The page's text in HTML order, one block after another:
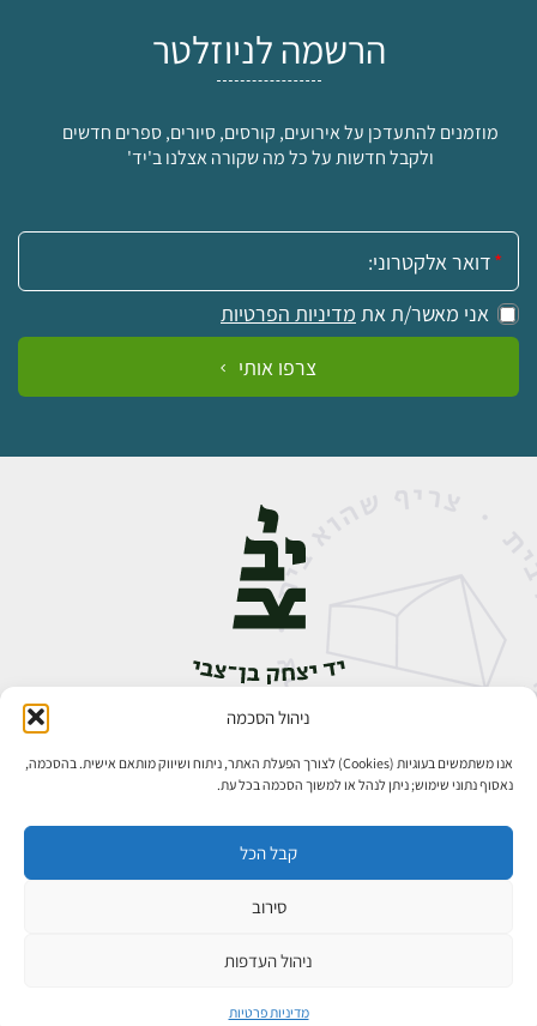
ניהול הסכמה
אנו משתמשים בעוגיות (Cookies) לצורך הפעלת האתר, ניתוח ושיווק מותאם אישית. בהסכמה,
נאסוף נתוני שימוש; ניתן לנהל או למשוך הסכמה בכל עת.
קבל הכל
סירוב
ניהול העדפות
מדיניות פרטיות
הרשמה לניוזלטר
מוזמנים להתעדכן על אירועים, קורסים, סיורים, ספרים חדשים
ולקבל חדשות על כל מה שקורה אצלנו ב'יד'
אימייל:
אני מאשר/ת את מדיניות הפרטיות
צרפו אותי
אבן גבירול 14, רחביה, ירושלים
פיתוח אתרים